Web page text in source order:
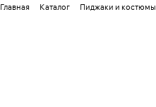
Главная Каталог Пиджаки и костюмы